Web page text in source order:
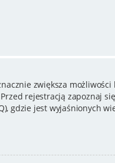
zwiększa możliwości
rejestracją zapoznaj
gdzie jest wyjaśnionych